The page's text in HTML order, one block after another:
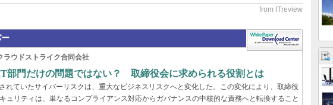
ラウドストライク合同会社
部門だけの問題ではない？ 取締役会に求められる役割とは
れていたサイバーリスクは、重大なビジネスリスクへと変化した。この変化により、取締役
ュリティは、単なるコンプライアンス対応からガバナンスの中核的な責務へと転換すること